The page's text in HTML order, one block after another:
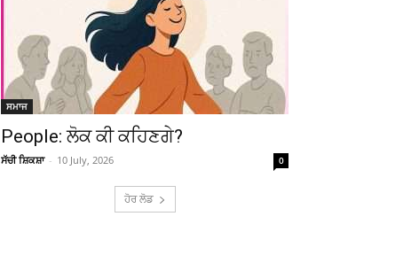
ਸਮਾਜ
People: ਲੋਕ ਕੀ ਕਹਿਣਗੇ?
ਸੱਚੀ ਸ਼ਿਕਸ਼ਾ - 10 July, 2026 0
ਹੋਰ ਲੋਡ